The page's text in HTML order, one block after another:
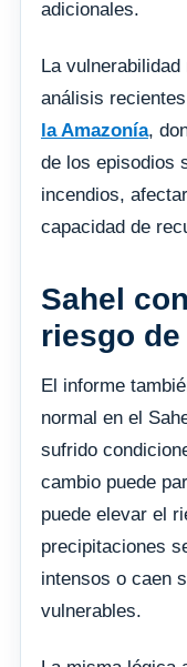
adicionales.
La
análisis
la Amazonía,
de los episodios
incendios,
capacidad de
Sahel
riesgo
El informe
normal en el
sufrido
cambio puede
puede elevar el
precipitaciones
intensos o caen
vulnerables.